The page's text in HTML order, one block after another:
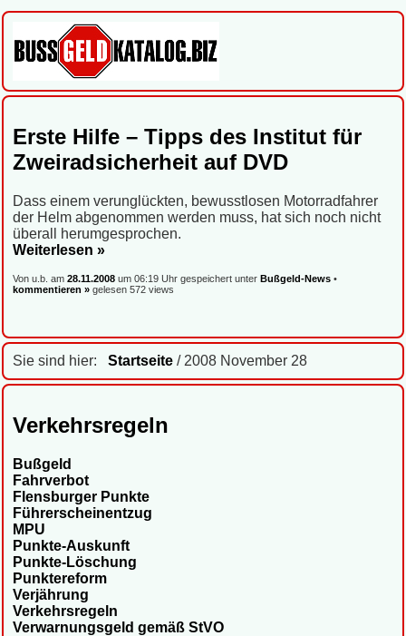
Sie sind hier: Startseite / 2008 November 28
Verkehrsregeln
Bußgeld
Fahrverbot
Flensburger Punkte
Führerscheinentzug
MPU
Punkte-Auskunft
Punkte-Löschung
Punktereform
Verjährung
Verkehrsregeln
Verwarnungsgeld gemäß StVO
Erste Hilfe – Tipps des Institut für
Zweiradsicherheit auf DVD
Dass einem verunglückten, bewusstlosen Motorradfahrer
der Helm abgenommen werden muss, hat sich noch nicht
überall herumgesprochen.
Weiterlesen »
Von u.b. am 28.11.2008 um 06:19 Uhr gespeichert unter Bußgeld-News •
kommentieren » gelesen 572 views